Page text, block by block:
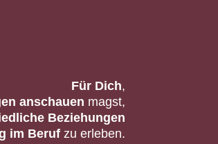
Für Dich,
anschauen magst,
Beziehungen
im Berufzu erleben.